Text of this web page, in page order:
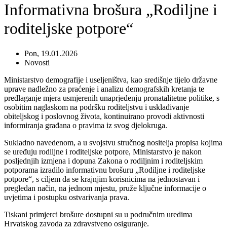
Informativna brošura „Rodiljne i
roditeljske potpore“
Pon, 19.01.2026
Novosti
Ministarstvo demografije i useljeništva, kao središnje tijelo državne
uprave nadležno za praćenje i analizu demografskih kretanja te
predlaganje mjera usmjerenih unaprjeđenju pronatalitetne politike, s
osobitim naglaskom na podršku roditeljstvu i usklađivanje
obiteljskog i poslovnog života, kontinuirano provodi aktivnosti
informiranja građana o pravima iz svog djelokruga.
Sukladno navedenom, a u svojstvu stručnog nositelja propisa kojima
se uređuju rodiljne i roditeljske potpore, Ministarstvo je nakon
posljednjih izmjena i dopuna Zakona o rodiljnim i roditeljskim
potporama izradilo informativnu brošuru „Rodiljne i roditeljske
potpore“, s ciljem da se krajnjim korisnicima na jednostavan i
pregledan način, na jednom mjestu, pruže ključne informacije o
uvjetima i postupku ostvarivanja prava.
Tiskani primjerci brošure dostupni su u područnim uredima
Hrvatskog zavoda za zdravstveno osiguranje.